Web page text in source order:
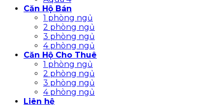
Căn Hộ Bán
1 phòng ngủ
2 phòng ngủ
3 phòng ngủ
4 phòng ngủ
Căn Hộ Cho Thuê
1 phòng ngủ
2 phòng ngủ
3 phòng ngủ
4 phòng ngủ
Liên hệ